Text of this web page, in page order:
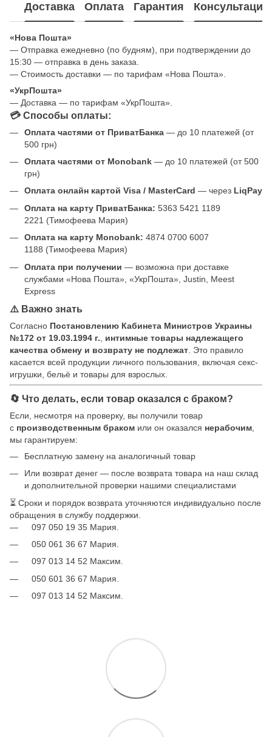
Доставка Оплата Гарантия Консультация
«Нова Пошта»
— Отправка ежедневно (по будням), при подтверждении до
15:30 — отправка в день заказа.
— Стоимость доставки — по тарифам «Нова Пошта».
«УкрПошта»
— Доставка — по тарифам «УкрПошта».
💳 Способы оплаты:
Оплата частями от ПриватБанка — до 10 платежей (от
500 грн)
Оплата частями от Monobank — до 10 платежей (от 500
грн)
Оплата онлайн картой Visa / MasterCard — через LiqPay
Оплата на карту ПриватБанка: 5363 5421 1189
2221 (Тимофеева Мария)
Оплата на карту Monobank: 4874 0700 6007
1188 (Тимофеева Мария)
Оплата при получении — возможна при доставке
службами «Нова Пошта», «УкрПошта», Justin, Meest
Express
⚠️ Важно знать
Согласно Постановлению Кабинета Министров Украины
№172 от 19.03.1994 г.
интимные товары надлежащего
качества обмену и возврату не подлежат . Это правило
касается всей продукции личного пользования, включая секс-
игрушки, бельё и товары для взрослых.
🔄 Что делать, если товар оказался с браком?
Если, несмотря на проверку, вы получили товар
с производственным браком или он оказался нерабочим
мы гарантируем:
Бесплатную замену на аналогичный товар
Или возврат денег — после возврата товара на наш склад
и дополнительной проверки нашими специалистами
⏳ Сроки и порядок возврата уточняются индивидуально после
обращения в службу поддержки.
097 050 19 35 Мария.
050 061 36 67 Мария.
097 013 14 52 Максим.
050 601 36 67 Мария.
097 013 14 52 Максим.